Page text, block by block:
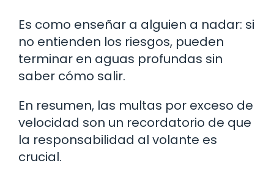
Es como enseñar a alguien a nadar: si
no entienden los riesgos, pueden
terminar en aguas profundas sin
saber cómo salir.
En resumen, las multas por exceso de
velocidad son un recordatorio de que
la responsabilidad al volante es
crucial.